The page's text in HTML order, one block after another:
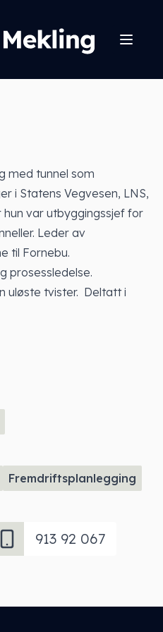
med tunnel som
i Statens Vegvesen, LNS,
hun var utbyggingssjef for
Leder av
til Fornebu.
prosessledelse.
uløste tvister. Deltatt i
Fremdriftsplanlegging
913 92 067